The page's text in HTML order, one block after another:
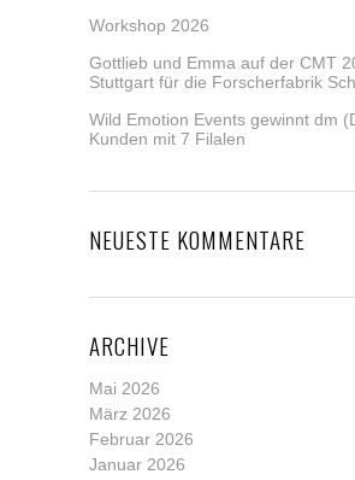
Workshop 2026
Gottlieb und Emma auf der CMT
Stuttgart für die Forscherfabrik
Wild Emotion Events gewinnt dm
Kunden mit 7 Filalen
NEUESTE KOMMENTARE
ARCHIVE
Mai 2026
März 2026
Februar 2026
Januar 2026